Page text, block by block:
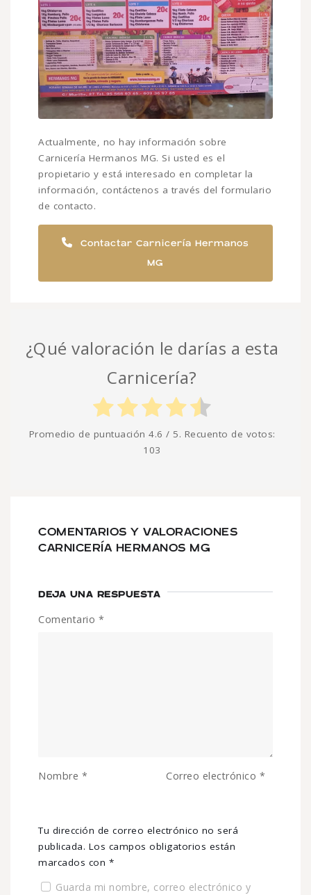
Actualmente, no hay información sobre
Carnicería Hermanos MG. Si usted es el
propietario y está interesado en completar la
información, contáctenos a través del formulario
de contacto.
Contactar Carnicería Hermanos
MG
¿Qué valoración le darías a esta
Carnicería?
Promedio de puntuación 4.6 / 5. Recuento de votos:
103
COMENTARIOS Y VALORACIONES
CARNICERÍA HERMANOS MG
DEJA UNA RESPUESTA
Tu dirección de correo electrónico no será
publicada. Los campos obligatorios están
marcados con *
Comentario *
Nombre * Correo electrónico *
Guarda mi nombre, correo electrónico y